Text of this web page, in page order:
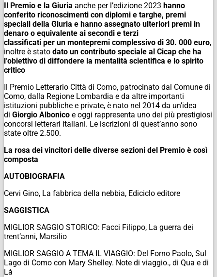
Il Premio e la Giuria anche per l’edizione 2023 hanno
conferito riconoscimenti con diplomi e targhe, premi
speciali della Giuria e hanno assegnato ulteriori premi in
denaro o equivalente ai secondi e terzi
classificati per un montepremi complessivo di 30. 000 euro,
inoltre è stato dato un contributo speciale al Cicap che ha
l’obiettivo di diffondere la mentalità scientifica e lo spirito
critico
Il Premio Letterario Città di Como, patrocinato dal Comune di
Como, dalla Regione Lombardia e da altre importanti
istituzioni pubbliche e private, è nato nel 2014 da un’idea
di Giorgio Albonico e oggi rappresenta uno dei più prestigiosi
concorsi letterari italiani. Le iscrizioni di quest’anno sono
state oltre 2.500.
La rosa dei vincitori delle diverse sezioni del Premio è così
composta
AUTOBIOGRAFIA
Cervi Gino, La fabbrica della nebbia, Ediciclo editore
SAGGISTICA
MIGLIOR SAGGIO STORICO: Facci Filippo, La guerra dei
trent’anni, Marsilio
MIGLIOR SAGGIO A TEMA IL VIAGGIO: Del Forno Paolo, Sul
Lago di Como con Mary Shelley. Note di viaggio., di Qua e di
Là